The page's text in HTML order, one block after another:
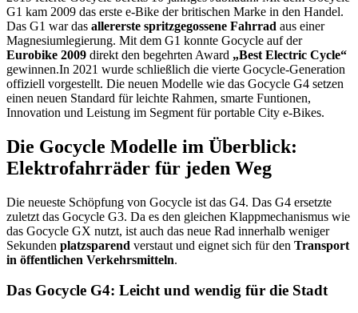
G1 kam 2009 das erste e-Bike der britischen Marke in den Handel.
Das G1 war das allererste spritzgegossene Fahrrad aus einer
Magnesiumlegierung. Mit dem G1 konnte Gocycle auf der
Eurobike 2009 direkt den begehrten Award „Best Electric Cycle“
gewinnen.In 2021 wurde schließlich die vierte Gocycle-Generation
offiziell vorgestellt. Die neuen Modelle wie das Gocycle G4 setzen
einen neuen Standard für leichte Rahmen, smarte Funtionen,
Innovation und Leistung im Segment für portable City e-Bikes.
Die Gocycle Modelle im Überblick:
Elektrofahrräder für jeden Weg
Die neueste Schöpfung von Gocycle ist das G4. Das G4 ersetzte
zuletzt das Gocycle G3. Da es den gleichen Klappmechanismus wie
das Gocycle GX nutzt, ist auch das neue Rad innerhalb weniger
Sekunden platzsparend verstaut und eignet sich für den Transport
in öffentlichen Verkehrsmitteln.
Das Gocycle G4: Leicht und wendig für die Stadt